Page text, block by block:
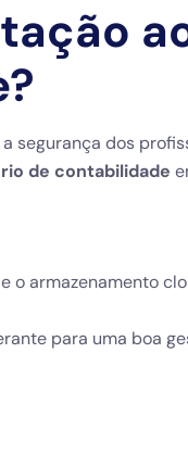
segurança dos
de contabilidade
o armazenamento
para uma boa